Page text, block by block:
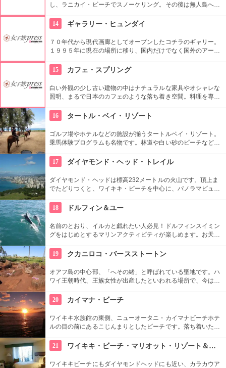
し、ラニカイ・ビーチでスノーケリング。その後は無人島へゴ
きます。日本語スタッフもいますし、送迎やランチもついてい
ます。
14 ギャラリー・ヒュンダイ
７０年代から現代画廊としてオープンしたコチラのギャリー。
１９９５年に現在の場所に移り、国内だけでなく国外のアーテ
示できるスペースを設け、モダン美術の流れを感じる事が出来
る、国内最高のギャラリーとしての評価も。
15 カフェ・スプリング
白い外観の少し古い建物の中はナチュラルな家具やオシャレな
照明、まるで日本のカフェのような落ち着き空間。料理を専門
どれもほっとする味わいのものばかり。
16 タートル・ベイ・リゾート
ゴルフ場やホテルなどの施設が揃うタートルベイ・リゾート。
乗馬体験プログラムも名物です。林道や白い砂のビーチなど、
暮れ時のビーチを巡る乗馬プログラムもあります。
17 ダイヤモンド・ヘッド・トレイル
ダイヤモンド・ヘッドは標高232メートルの火山です。頂上ま
でたどりつくと、ワイキキ・ビーチを中心に、パノラマビュー
道もあるので、スニーカーの準備を。
18 ドルフィン＆ユー
名前のとおり、イルカと戯れたい人必見！ドルフィンスイミン
グをはじめとするマリンアクティビティが楽しめます。お天気
いそう。バーベキューやフラ、ウクレレ演奏など、嬉しいおも
てなしも。
19 クカニロコ・バースストートン
オアフ島の中心部、「へその緒」と呼ばれている聖地です。ハ
ワイ王朝時代、王族女性が出産したといわれる場所で、今は子
くさんのエネルギーを浴びて帰ってくださいね。
20 カイマナ・ビーチ
ワイキキ水族館の東側、ニューオータニ・カイマナビーチホテ
ルの目の前にあるこじんまりとしたビーチです。落ち着いた雰
すぐ横には終戦記念プールもあります。
21 ワイキキ・ビーチ・マリオット・リゾート＆スパ
ワイキキビーチにもダイヤモンドヘッドにも近い、カラカウア